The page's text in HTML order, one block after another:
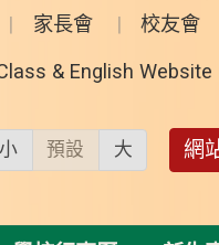
家長會 校友會
& English Website
小 預設 大 網